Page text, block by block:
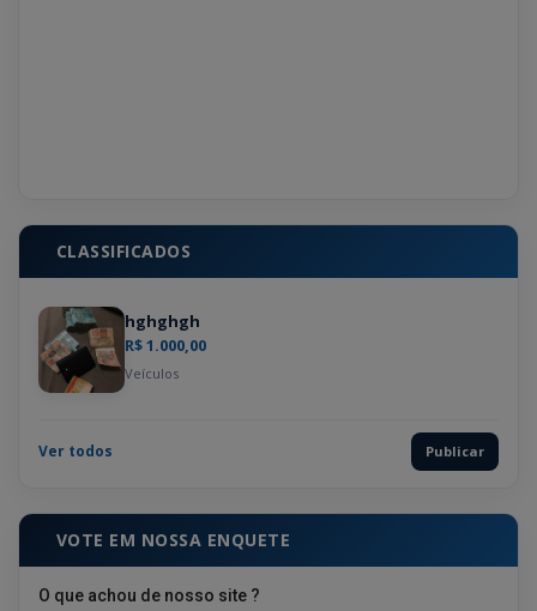
CLASSIFICADOS
hghghgh
R$ 1.000,00
Veículos
Ver todos Publicar
VOTE EM NOSSA ENQUETE
O que achou de nosso site ?